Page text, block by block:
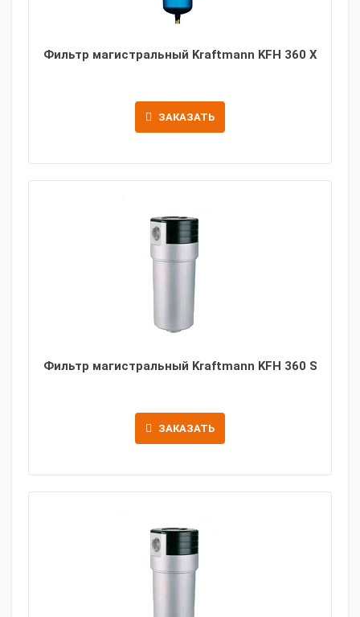
Фильтр магистральный Kraftmann KFH 360 X
ЗАКАЗАТЬ
Фильтр магистральный Kraftmann KFH 360 S
ЗАКАЗАТЬ